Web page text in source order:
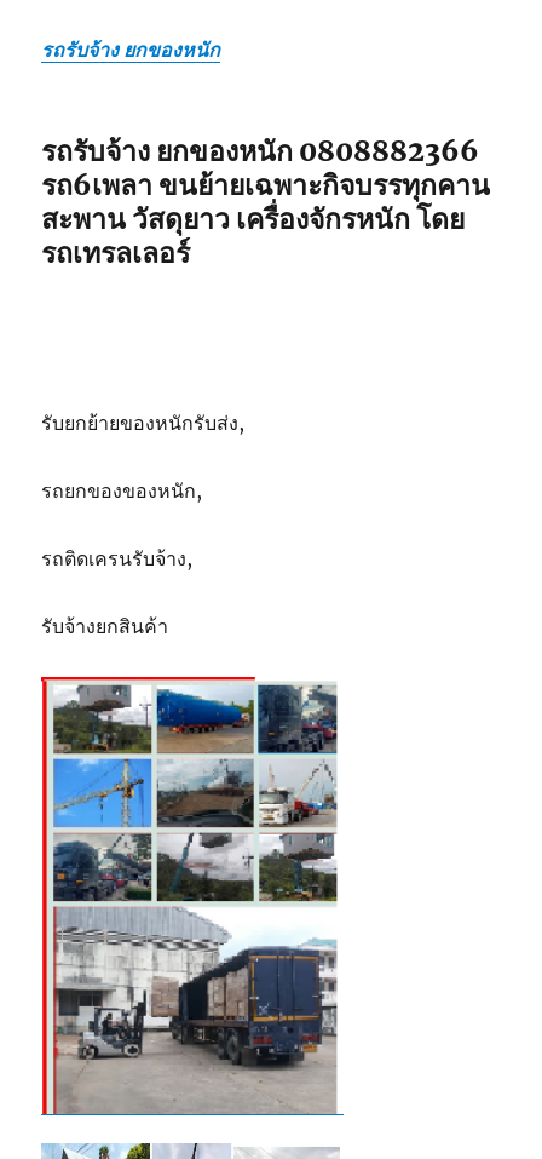
3-
5ตัน
รถรับจ้าง ยกของหนัก
รถรับจ้าง ยกของหนัก 0808882366
รถ6เพลา ขนย้ายเฉพาะกิจบรรทุกคาน
สะพาน วัสดุยาว เครื่องจักรหนัก โดย
รถเทรลเลอร์
รับยกย้ายของหนักรับส่ง,
รถยกของของหนัก,
รถติดเครนรับจ้าง,
รับจ้างยกสินค้า